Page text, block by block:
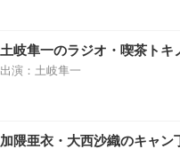
土岐隼一のラジオ・喫茶トキ
出演：土岐隼一
加隈亜衣・大西沙織のキャン